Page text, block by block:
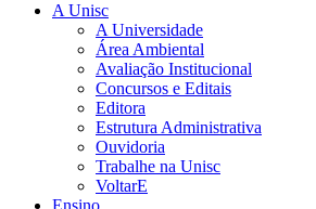
A Unisc
A Universidade
Área Ambiental
Avaliação Institucional
Concursos e Editais
Editora
Estrutura Administrativa
Ouvidoria
Trabalhe na Unisc
VoltarE
Ensino